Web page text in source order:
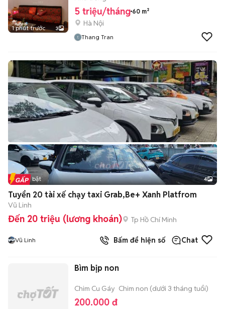
1 phút trước 3
5 triệu/tháng 60 m²
Hà Nội
Thang Tran
Tin nổi bật 4
Tuyển 20 tài xế chạy taxi Grab,Be+ Xanh Platfrom
Vũ Linh
Đến 20 triệu (lương khoán) Tp Hồ Chí Minh
Vũ Linh Bấm để hiện số Chat
Bìm bịp non
Chim Cu Gáy Chim non (dưới 3 tháng tuổi)
200.000 đ